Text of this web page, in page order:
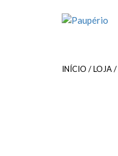
INÍCIO /LOJA/